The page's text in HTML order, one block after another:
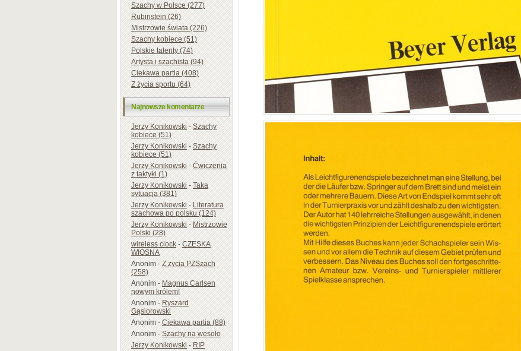
Szachy w Polsce (277)
Rubinstein (26)
Mistrzowie świata (226)
Szachy kobiece (51)
Polskie talenty (74)
Artysta i szachista (94)
Ciekawa partia (408)
Z życia sportu (64)
Najnowsze komentarze
Jerzy Konikowski-Szachy
kobiece (51)
Jerzy Konikowski-Szachy
kobiece (51)
Jerzy Konikowski-Ćwiczenia
z taktyki (1)
Jerzy Konikowski-Taka
sytuacja (381)
Jerzy Konikowski-Literatura
szachowa po polsku (124)
Jerzy Konikowski-Mistrzowie
Polski (28)
wireless clock-CZESKA
WIOSNA
Anonim-Z życia PZSzach
(258)
Anonim-Magnus Carlsen
nowym królem!
Anonim-Ryszard
Gąsiorowski
Anonim-Ciekawa partia (88)
Anonim-Szachy na wesoło
Jerzy Konikowski-RIP